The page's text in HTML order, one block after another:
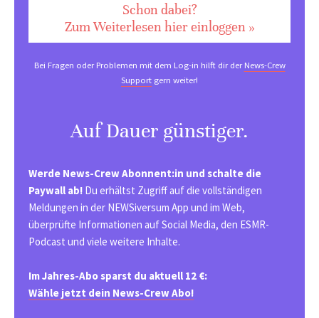
Schon dabei?
Zum Weiterlesen hier einloggen »
Bei Fragen oder Problemen mit dem Log-in hilft dir derNews-Crew
Support gern weiter!
Auf Dauer günstiger.
Werde News-Crew Abonnent:in und schalte die
Paywall ab! Du erhältst Zugriff auf die vollständigen
Meldungen in der NEWSiversum App und im Web,
überprüfte Informationen auf Social Media, den ESMR-
Podcast und viele weitere Inhalte.
Im Jahres-Abo sparst du aktuell 12 €:
Wähle jetzt dein News-Crew Abo!